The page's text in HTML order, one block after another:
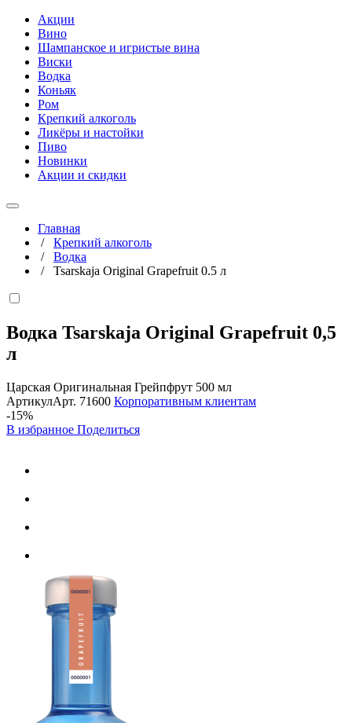
Акции
Вино
Шампанское и игристые вина
Виски
Водка
Коньяк
Ром
Крепкий алкоголь
Ликёры и настойки
Пиво
Новинки
Акции и скидки
Главная
/ Крепкий алкоголь
/ Водка
/ Tsarskaja Original Grapefruit 0.5 л
Водка Tsarskaja Original Grapefruit 0,5
л
Царская Оригинальная Грейпфрут 500 мл
АртикулАрт. 71600 Корпоративным клиентам
-15%
В избранное Поделиться